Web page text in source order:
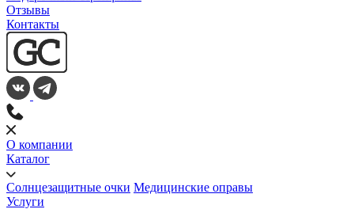
Отзывы
Контакты
О компании
Каталог
Солнцезащитные очки Медицинские оправы
Услуги